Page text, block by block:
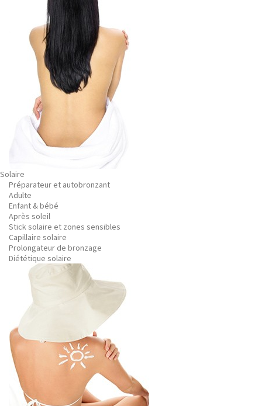
Solaire
Préparateur et autobronzant
Adulte
Enfant & bébé
Après soleil
Stick solaire et zones sensibles
Capillaire solaire
Prolongateur de bronzage
Diététique solaire